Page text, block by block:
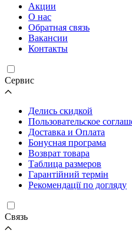
Акции
О нас
Обратная связь
Вакансии
Контакты
Cервис
Делись скидкой
Пользовательское
Доставка и Оплата
Бонусная програма
Возврат товара
Таблица размеров
Гарантійний термін
Рекомендації по догляду
Связь